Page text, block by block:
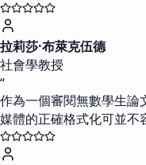
拉莉莎·布萊克伍德
社會學教授
“
作為一個審閱無數學生論
媒體的正確格式化可並不